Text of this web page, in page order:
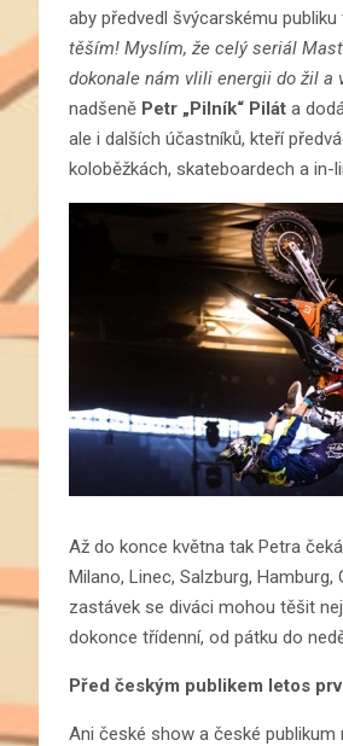
aby předvedl švýcarskému
těším! Myslím, že celý seriál
dokonale nám vlili energii do žil a
nadšeně Petr „Pilník“ Pilát a
ale i dalších účastníků, kteří
koloběžkách, skateboardech a in-
Až do konce května tak Petra
Milano, Linec, Salzburg,
zastávek se diváci mohou těšit
dokonce třídenní, od pátku do
Před českým publikem letos
Ani české show a české